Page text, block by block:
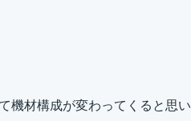
機材構成が変わってくると思い